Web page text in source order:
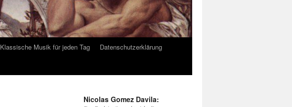
Klassische Musik für jeden Tag
Datenschutzerklärung
Nicolas Gomez Davila: